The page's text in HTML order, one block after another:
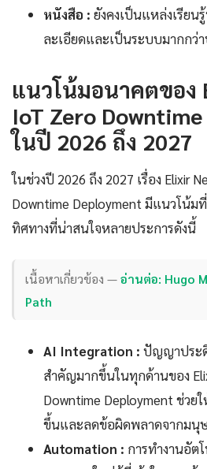
หนังสือ : ยังคงเป็นแหล่งเรียน
ละเอียดและเป็นระบบมากกว่
แนวโน้มอนาคตของ
IoT Zero
ในปี 2026 ถึง 2027
ในช่วงปี 2026 ถึง 2027 เรื่อง Elixir
Downtime Deployment มีแนวโน้ม
ทิศทางที่น่าสนใจหลายประการดังนี้
เนื้อหาเกี่ยวข้อง —อ่านต่อ: Hugo
Path
AI Integration : ปัญญาประ
สำคัญมากขึ้นในทุกด้านของ
Downtime Deployment ช่วย
ขึ้นและลดข้อผิดพลาดจากมนุ
Automation : การทำงานอัต